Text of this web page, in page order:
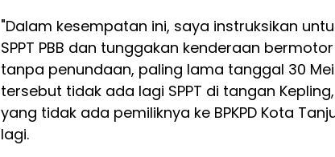
"Dalam kesempatan ini, saya instruksikan
SPPT PBB dan tunggakan kenderaan
tanpa penundaan, paling lama tanggal 30
tersebut tidak ada lagi SPPT di tangan
yang tidak ada pemiliknya ke BPKPD Kota
lagi.